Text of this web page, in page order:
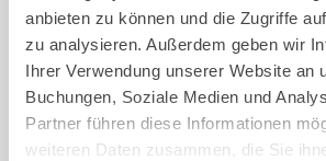
anbieten zu können und die Zugriffe
zu analysieren. Außerdem geben wir
Ihrer Verwendung unserer Website an
Buchungen, Soziale Medien und
Partner führen diese Informationen
weiteren Daten zusammen, die Sie
Unternehmen für Maria Laach
Wenn Sie sich mit Ihrem Unternehmen und als